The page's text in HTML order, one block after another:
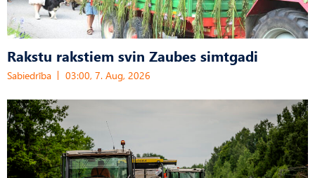
Rakstu rakstiem svin Zaubes simtgadi
Sabiedrība 03:00, 7. Aug, 2026